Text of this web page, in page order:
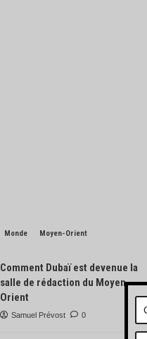
Monde Moyen-Orient
Comment Dubaï est devenue la
salle de rédaction du Moyen-
Orient
Samuel Prévost 0